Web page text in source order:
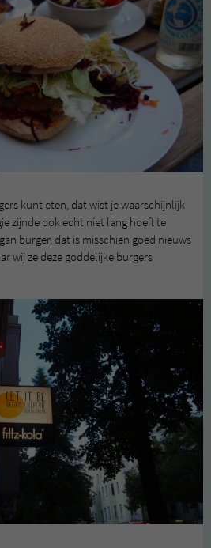
kunt eten, dat wist je waarschijnlijk
zijnde ook echt niet lang hoeft te
burger, dat is misschien goed nieuws
wij ze deze goddelijke burgers